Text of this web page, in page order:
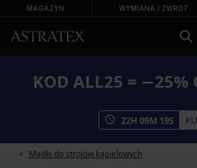
MAGAZYN WYMIANA I ZWROT
KOD ALL25 = −25%
22H 09M 18S
Majtki do strojów kąpielowych